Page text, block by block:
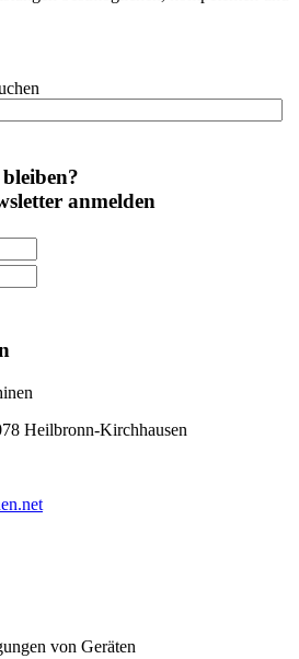
anmelden
Heilbronn-Kirchhausen
von Geräten